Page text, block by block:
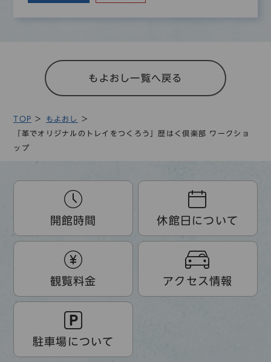
もよおし一覧へ戻る
TOP
もよおし
「革でオリジナルのトレイをつくろう」歴はく倶楽部 ワークショ
ップ
開館時間 休館日について
観覧料金 アクセス情報
駐車場について